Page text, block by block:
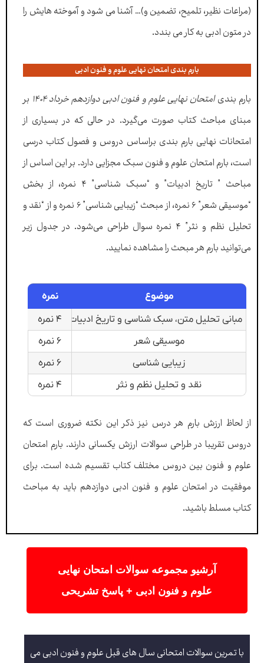
(مراعات نظیر، تلمیح، تضمین و)… آشنا می شود و آموخته هایش را
در متون ادبی به کار می بندد.
بارم بندی امتحان نهایی علوم و فنون ادبی
بارم بندیامتحان نهایی علوم و فنون ادبی دوازدهم خرداد ۱۴۰۴
بر
مبنای مباحث کتاب صورت می‌گیرد. در حالی که در بسیاری از
امتحانات نهایی بارم بندی براساس دروس و فصول کتاب درسی
است، بارم امتحان علوم و فنون سبک مجزایی دارد. بر این اساس از
مباحث ” تاریخ ادبیات” و “سبک شناسی” ۴ نمره، از بخش
“موسیقی شعر” ۶ نمره، از مبحث “زیبایی شناسی” ۶ نمره و از “نقد و
تحلیل نظم و نثر” ۴ نمره سوال طراحی می‌شود. در جدول زیر
می‌توانید بارم هر مبحث را مشاهده نمایید.
موضوع
نمره
مبانی تحلیل متن، سبک شناسی و تاریخ ادبیات
۴ نمره
موسیقی شعر
۶ نمره
زیبایی شناسی
۶ نمره
نقد و تحلیل نظم و نثر
۴ نمره
از لحاظ ارزش بارم هر درس نیز ذکر این نکته ضروری است که
دروس تقریبا در طراحی سوالات ارزش یکسانی دارند. بارم امتحان
علوم و فنون بین دروس مختلف کتاب تقسیم شده است. برای
موفقیت در امتحان علوم و فنون ادبی دوازدهم باید به مباحث
کتاب مسلط باشید.
آرشیو مجموعه سوالات امتحان نهایی
علوم و فنون ادبی + پاسخ تشریحی
با تمرین سوالات امتحانی سال های قبل علوم و فنون ادبی می